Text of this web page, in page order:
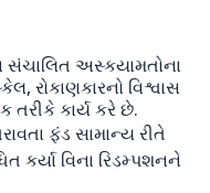
સંચાલિત અસ્કયામતોના
રોકાણકારનો વિશ્વાસ
તરીકે કાર્ય કરે છે.
ફંડ સામાન્ય રીતે
કર્યા વિના રિડમ્પશનને